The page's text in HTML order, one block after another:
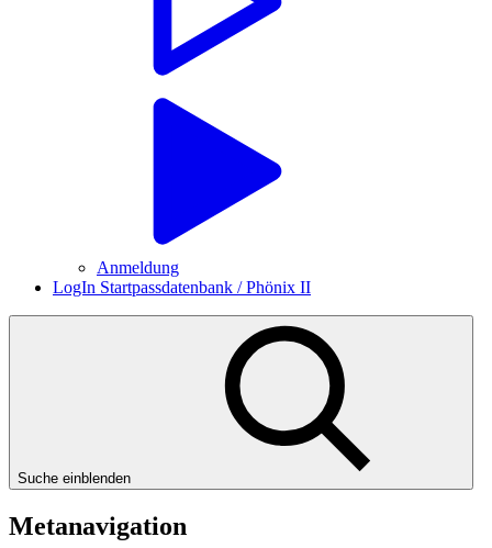
Anmeldung
LogIn Startpassdatenbank / Phönix II
Suche einblenden
Metanavigation